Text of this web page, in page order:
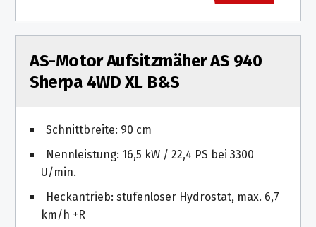
AS-Motor Aufsitzmäher AS 940
Sherpa 4WD XL B&S
Schnittbreite: 90 cm
Nennleistung: 16,5 kW / 22,4 PS bei 3300
U/min.
Heckantrieb: stufenloser Hydrostat, max. 6,7
km/h +R